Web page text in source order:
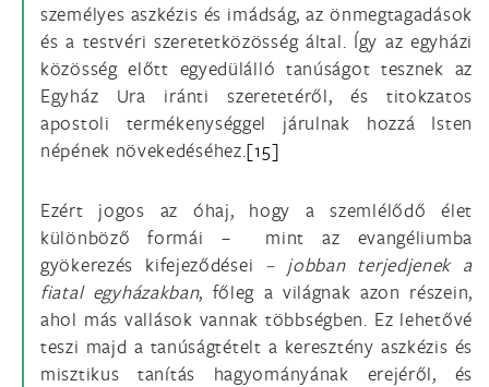
személyes aszkézis és imádság, az önmegtagadások
és a testvéri szeretetközösség által. Így az egyházi
közösség előtt egyedülálló tanúságot tesznek az
Egyház Ura iránti szeretetéről, és titokzatos
apostoli termékenységgel járulnak hozzá Isten
népének növekedéséhez.[15]
Ezért jogos az óhaj, hogy a szemlélődő élet
különböző formái – mint az evangéliumba
gyökerezés kifejeződései – jobban terjedjenek a
fiatal egyházakban, főleg a világnak azon részein,
ahol más vallások vannak többségben. Ez lehetővé
teszi majd a tanúságtételt a keresztény aszkézis és
misztikus tanítás hagyományának erejéről, és